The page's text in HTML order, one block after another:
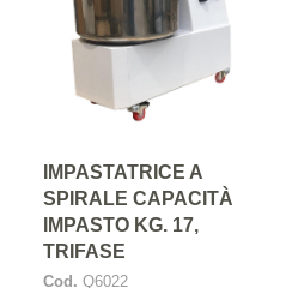
IMPASTATRICE A
SPIRALE CAPACITÀ
IMPASTO KG. 17,
TRIFASE
Cod. Q6022